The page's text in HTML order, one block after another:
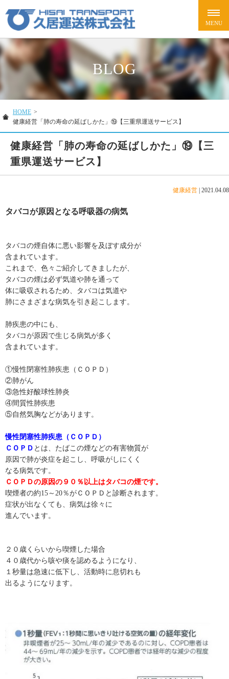
BLOG
HOME >
健康経営「肺の寿命の延ばしかた」⑲【三重県運送サービス】
健康経営「肺の寿命の延ばしかた」⑲【三
重県運送サービス】
健康経営 2021.04.08
タバコが原因となる呼吸器の病気
タバコの煙自体に悪い影響を及ぼす成分が
含まれています。
これまで、色々ご紹介してきましたが、
タバコの煙は必ず気道や肺を通って
体に吸収されるため、タバコは気道や
肺にさまざまな病気を引き起こします。
肺疾患の中にも、
タバコが原因で生じる病気が多く
含まれています。
①慢性閉塞性肺疾患（ＣＯＰＤ）
②肺がん
③急性好酸球性肺炎
④間質性肺疾患
⑤自然気胸などがあります。
慢性閉塞性肺疾患（ＣＯＰＤ）
ＣＯＰＤ とは、たばこの煙などの有害物質が
原因で肺が炎症を起こし、呼吸がしにくく
なる病気です。
ＣＯＰＤの原因の９０％以上はタバコの煙です。
喫煙者の約15～20％がＣＯＰＤと診断されます。
症状が出なくても、病気は徐々に
進んでいます。
２０歳くらいから喫煙した場合
４０歳代から咳や痰を認めるようになり、
１秒量は急速に低下し、活動時に息切れも
出るようになります。